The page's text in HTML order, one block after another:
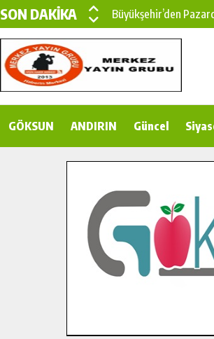
SON DAKİKA
Büyükşehir’den
Büyükşehir’den
Çin’den KSÜ’ye
Gençler Pusula Maraş
İlçe Jandarma
Bertiz’in Yeni
GÖKSUN ANDIRIN Güncel